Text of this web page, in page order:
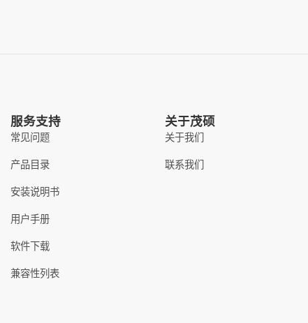
服务支持
常见问题
产品目录
安装说明书
用户手册
软件下载
兼容性列表
关于茂硕
关于我们
联系我们